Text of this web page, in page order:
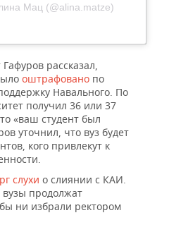
Мац (@alina.matze)
рассказал,
оштрафовано по
Навального. По
получил 36 или 37
«ваш студент был
уточнил, что вуз будет
кого привлекут к
слухи о слиянии с КАИ.
продолжат
ни избрали ректором